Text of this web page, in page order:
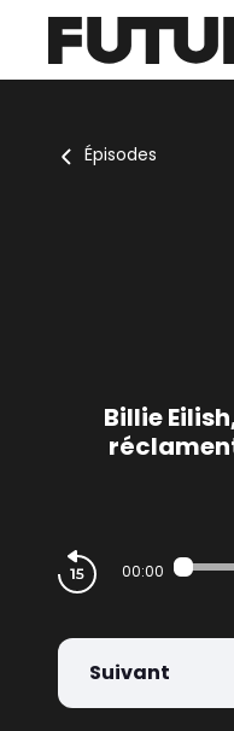
Épisodes
Billie
00:00
Suivant